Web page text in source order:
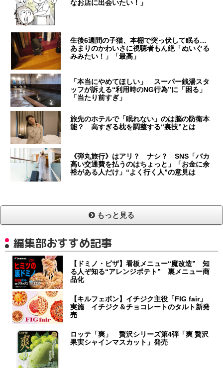
なお店に出会いたい！」
生後6週間の子猫、本棚で突っ伏して眠る…
あまりのかわいさに視聴者もん絶「ぬいぐる
みみたい！」「最高」
「本当にやめてほしい」 スーパー銭湯スタ
ッフが訴える“利用時のNG行為”に「困る」
「当たり前すぎ」
旅先のホテルで「眠れない」のは脳の防衛本
能？ 高すぎる枕を調整する“裏技”とは
《弾丸旅行》はアリ？ ナシ？ SNS「バカ
高い交通費を払うのはちょっと」「お金に余
裕がある人だけ」“よく行く人”の意見は
もっと見る
編集部おすすめ記事
【ドミノ・ピザ】看板メニュー“魔改造” 知
る人ぞ知る“アレンジポテト” 裏メニュー商
品化
【キルフェボン】イチジク主役「FIG fair」
実施 イチジク＆チョコレートのタルト新発
売
ロッテ「爽」 贅沢シリーズ第4弾「爽 贅沢
果実シャインマスカット」発売